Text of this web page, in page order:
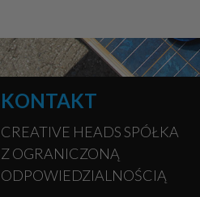
KONTAKT
CREATIVE HEADS SPÓŁKA
Z OGRANICZONĄ
ODPOWIEDZIALNOŚCIĄ